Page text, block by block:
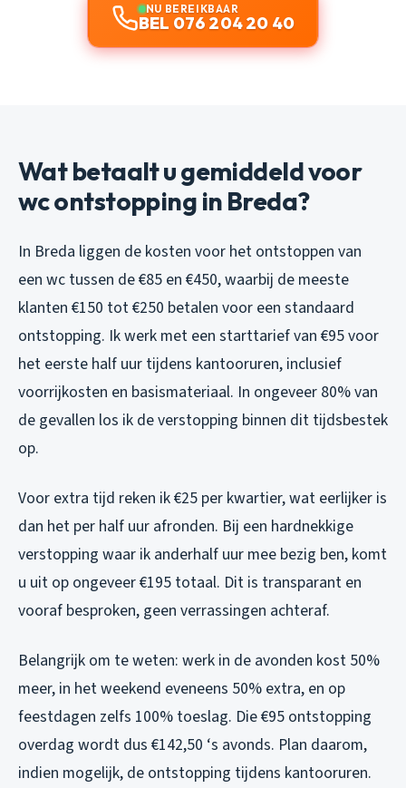
NU BEREIKBAAR
BEL 076 204 20 40
Wat betaalt u gemiddeld voor
wc ontstopping in Breda?
In Breda liggen de kosten voor het ontstoppen van
een wc tussen de €85 en €450, waarbij de meeste
klanten €150 tot €250 betalen voor een standaard
ontstopping. Ik werk met een starttarief van €95 voor
het eerste half uur tijdens kantooruren, inclusief
voorrijkosten en basismateriaal. In ongeveer 80% van
de gevallen los ik de verstopping binnen dit tijdsbestek
op.
Voor extra tijd reken ik €25 per kwartier, wat eerlijker is
dan het per half uur afronden. Bij een hardnekkige
verstopping waar ik anderhalf uur mee bezig ben, komt
u uit op ongeveer €195 totaal. Dit is transparant en
vooraf besproken, geen verrassingen achteraf.
Belangrijk om te weten: werk in de avonden kost 50%
meer, in het weekend eveneens 50% extra, en op
feestdagen zelfs 100% toeslag. Die €95 ontstopping
overdag wordt dus €142,50 ‘s avonds. Plan daarom,
indien mogelijk, de ontstopping tijdens kantooruren.